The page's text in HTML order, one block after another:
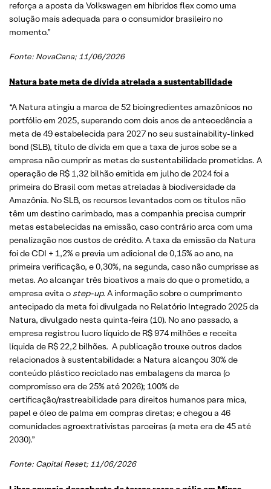
reforça a aposta da Volkswagen em híbridos flex como uma
solução mais adequada para o consumidor brasileiro no
momento.”
Fonte: NovaCana; 11/06/2026
Natura bate meta de dívida atrelada a sustentabilidade
“A Natura atingiu a marca de 52 bioingredientes amazônicos no
portfólio em 2025, superando com dois anos de antecedência a
meta de 49 estabelecida para 2027 no seu sustainability-linked
bond (SLB), título de dívida em que a taxa de juros sobe se a
empresa não cumprir as metas de sustentabilidade prometidas. A
operação de R$ 1,32 bilhão emitida em julho de 2024 foi a
primeira do Brasil com metas atreladas à biodiversidade da
Amazônia. No SLB, os recursos levantados com os títulos não
têm um destino carimbado, mas a companhia precisa cumprir
metas estabelecidas na emissão, caso contrário arca com uma
penalização nos custos de crédito. A taxa da emissão da Natura
foi de CDI + 1,2% e previa um adicional de 0,15% ao ano, na
primeira verificação, e 0,30%, na segunda, caso não cumprisse as
metas. Ao alcançar três bioativos a mais do que o prometido, a
empresa evita o step-up. A informação sobre o cumprimento
antecipado da meta foi divulgada no Relatório Integrado 2025 da
Natura, divulgado nesta quinta-feira (10). No ano passado, a
empresa registrou lucro líquido de R$ 974 milhões e receita
líquida de R$ 22,2 bilhões. A publicação trouxe outros dados
relacionados à sustentabilidade: a Natura alcançou 30% de
conteúdo plástico reciclado nas embalagens da marca (o
compromisso era de 25% até 2026); 100% de
certificação/rastreabilidade para direitos humanos para mica,
papel e óleo de palma em compras diretas; e chegou a 46
comunidades agroextrativistas parceiras (a meta era de 45 até
2030).”
Fonte: Capital Reset; 11/06/2026